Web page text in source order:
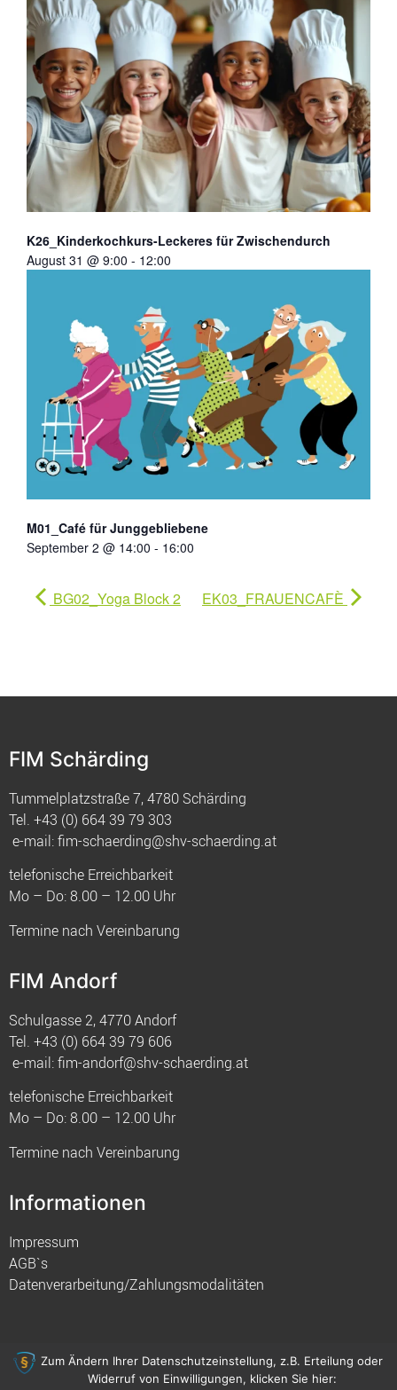
K26_Kinderkochkurs-Leckeres für Zwischendurch
August 31 @ 9:00 - 12:00
M01_Café für Junggebliebene
September 2 @ 14:00 - 16:00
BG02_Yoga Block 2 EK03_FRAUENCAFÈ
FIM Schärding
Tummelplatzstraße 7, 4780 Schärding
Tel. +43 (0) 664 39 79 303
e-mail:fim-schaerding@shv-schaerding.at
telefonische Erreichbarkeit
Mo – Do: 8.00 – 12.00 Uhr
Termine nach Vereinbarung
FIM Andorf
Schulgasse 2, 4770 Andorf
Tel. +43 (0) 664 39 79 606
e-mail:fim-andorf@shv-schaerding.at
telefonische Erreichbarkeit
Mo – Do: 8.00 – 12.00 Uhr
Termine nach Vereinbarung
Informationen
Impressum
AGB`s
Datenverarbeitung/Zahlungsmodalitäten
© 2021 FIM
Zum Ändern Ihrer Datenschutzeinstellung, z.B. Erteilung oder
Widerruf von Einwilligungen, klicken Sie hier: